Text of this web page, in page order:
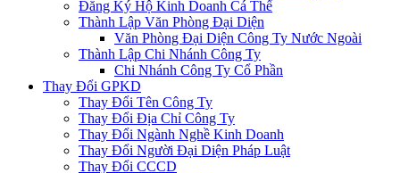
Đăng Ký Hộ Kinh Doanh Cá Thể
Thành Lập Văn Phòng Đại Diện
Văn Phòng Đại Diện Công Ty Nước Ngoài
Thành Lập Chi Nhánh Công Ty
Chi Nhánh Công Ty Cổ Phần
Thay Đổi GPKD
Thay Đổi Tên Công Ty
Thay Đổi Địa Chỉ Công Ty
Thay Đổi Ngành Nghề Kinh Doanh
Thay Đổi Người Đại Diện Pháp Luật
Thay Đổi CCCD